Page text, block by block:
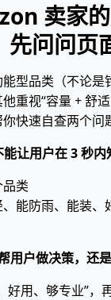
卖家
先问问页
型品类（不论是
重视“容量 + 舒
快速自查两个问
让用户在 3 秒内
类
能防雨、能装、
用户做决策，还是
好用、够专业”，